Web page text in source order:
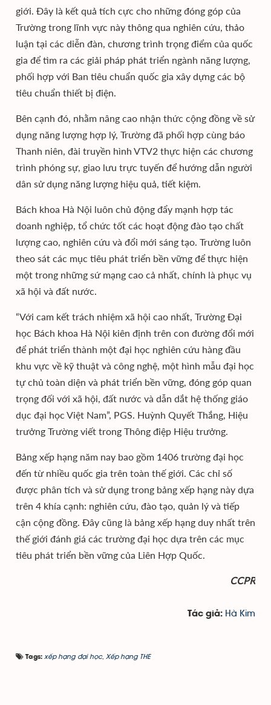
giới. Đây là kết quả tích cực cho những đóng góp của
Trường trong lĩnh vực này thông qua nghiên cứu, thảo
luận tại các diễn đàn, chương trình trọng điểm của quốc
gia để tìm ra các giải pháp phát triển ngành năng lượng,
phối hợp với Ban tiêu chuẩn quốc gia xây dựng các bộ
tiêu chuẩn thiết bị điện.
Bên cạnh đó, nhằm nâng cao nhận thức cộng đồng về sử
dụng năng lượng hợp lý, Trường đã phối hợp cùng báo
Thanh niên, đài truyền hình VTV2 thực hiện các chương
trình phóng sự, giao lưu trực tuyến để hướng dẫn người
dân sử dụng năng lượng hiệu quả, tiết kiệm.
Bách khoa Hà Nội luôn chủ động đẩy mạnh hợp tác
doanh nghiệp, tổ chức tốt các hoạt động đào tạo chất
lượng cao, nghiên cứu và đổi mới sáng tạo. Trường luôn
theo sát các mục tiêu phát triển bền vững để thực hiện
một trong những sứ mạng cao cả nhất, chính là phục vụ
xã hội và đất nước.
“Với cam kết trách nhiệm xã hội cao nhất, Trường Đại
học Bách khoa Hà Nội kiên định trên con đường đổi mới
để phát triển thành một đại học nghiên cứu hàng đầu
khu vực về kỹ thuật và công nghệ, một hình mẫu đại học
tự chủ toàn diện và phát triển bền vững, đóng góp quan
trọng đối với xã hội, đất nước và dẫn dắt hệ thống giáo
dục đại học Việt Nam”, PGS. Huỳnh Quyết Thắng, Hiệu
trưởng Trường viết trong Thông điệp Hiệu trưởng.
Bảng xếp hạng năm nay bao gồm 1406 trường đại học
đến từ nhiều quốc gia trên toàn thế giới. Các chỉ số
được phân tích và sử dụng trong bảng xếp hạng này dựa
trên 4 khía cạnh: nghiên cứu, đào tạo, quản lý và tiếp
cận cộng đồng. Đây cũng là bảng xếp hạng duy nhất trên
thế giới đánh giá các trường đại học dựa trên các mục
tiêu phát triển bền vững của Liên Hợp Quốc.
CCPR
Tác giả: Hà Kim
Tags: xếp hạng đại học, Xếp hạng THE